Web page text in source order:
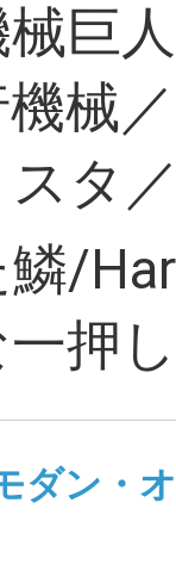
巨
械
タ
/
押
モダン・